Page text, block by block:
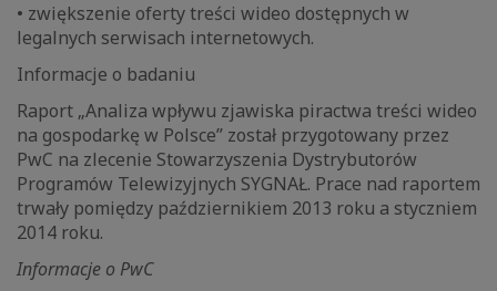
• zwiększenie oferty treści wideo dostępnych w
legalnych serwisach internetowych.
Informacje o badaniu
Raport „Analiza wpływu zjawiska piractwa treści wideo
na gospodarkę w Polsce” został przygotowany przez
PwC na zlecenie Stowarzyszenia Dystrybutorów
Programów Telewizyjnych SYGNAŁ. Prace nad raportem
trwały pomiędzy październikiem 2013 roku a styczniem
2014 roku.
Informacje o PwC